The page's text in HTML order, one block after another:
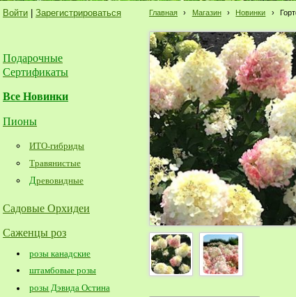
Войти Зарегистрироваться
Подарочные
Сертификаты
Все Новинки
Пионы
ИТО-гибриды
Травянистые
Древовидные
Садовые Орхидеи
Саженцы роз
розы канадские
штамбовые розы
розы Дэвида Остина
Главная › Магазин › Новинки ›